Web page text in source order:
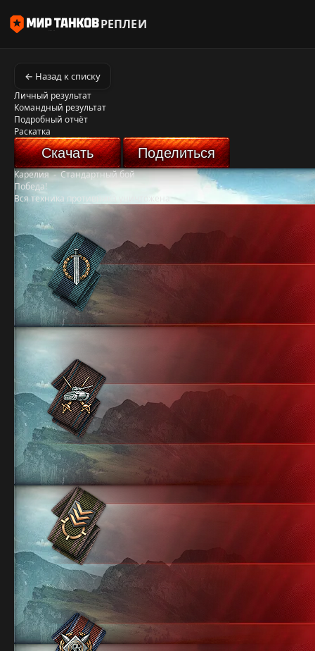
РЕПЛЕИ
← Назад к списку
Личный результат
Командный результат
Подробный отчёт
Раскатка
Скачать Поделиться
Карелия-Стандартный бой
Победа!
Вся техника противника уничтожена